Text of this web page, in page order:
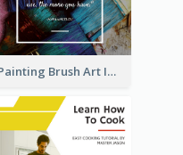
Painting Brush Art Inspirational quote Facebook Post